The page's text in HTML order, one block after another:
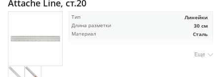
Attache Line, ст.20
Тип Линейки
Длина разметки 30 см
Материал Сталь
Еще